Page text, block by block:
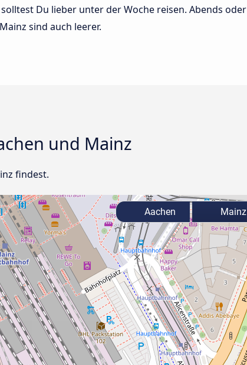
Du lieber unter der Woche reisen. Abends oder
sind auch leerer.
und Mainz
findest.
Aachen Mainz